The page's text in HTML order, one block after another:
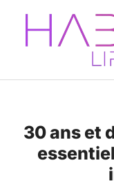
Aller
contenu
30 ans et